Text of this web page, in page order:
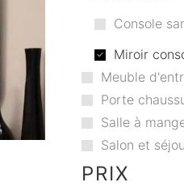
Console
Miroir
Meuble
Porte
Salle à
Salon et
PRIX